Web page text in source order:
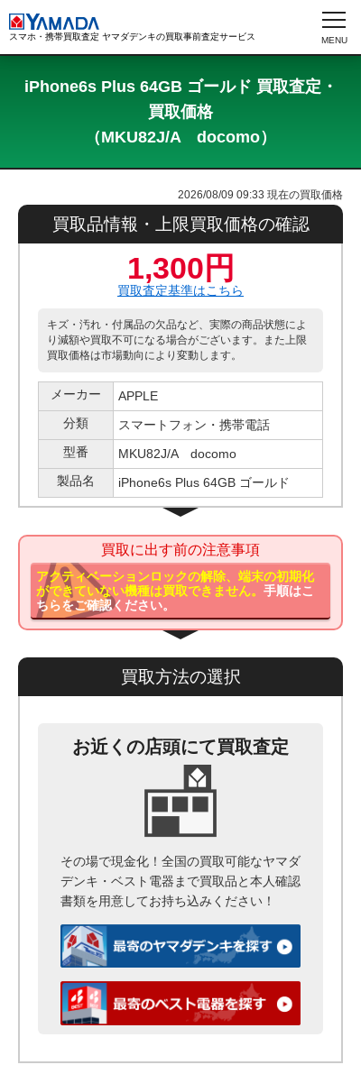
スマホ・携帯買取査定 ヤマダデンキの買取事前査定サービス
iPhone6s Plus 64GB ゴールド 買取査定・
買取価格
（MKU82J/A docomo）
2026/08/09 09:33 現在の買取価格
買取品情報・上限買取価格の確認
1,300円
買取査定基準はこちら
キズ・汚れ・付属品の欠品など、実際の商品状態によ
り減額や買取不可になる場合がございます。また上限
買取価格は市場動向により変動します。
メーカー
APPLE
分類
スマートフォン・携帯電話
型番
MKU82J/A docomo
製品名
iPhone6s Plus 64GB ゴールド
買取に出す前の注意事項
アクティベーションロックの解除、端末の初期化
ができていない機種は買取できません。手順はこ
ちらをご確認ください。
買取方法の選択
お近くの店頭にて買取査定
その場で現金化！全国の買取可能なヤマダ
デンキ・ベスト電器まで買取品と本人確認
書類を用意してお持ち込みください！